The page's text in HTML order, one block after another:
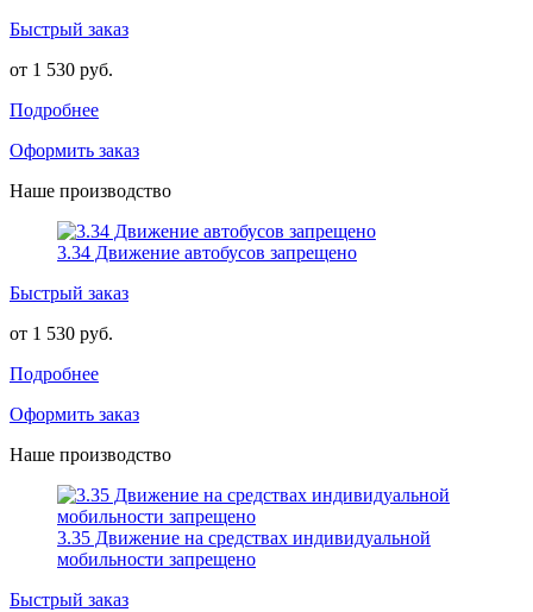
Быстрый заказ
от 1 530 руб.
Подробнее
Оформить заказ
Наше производство
3.34 Движение автобусов запрещено
Быстрый заказ
от 1 530 руб.
Подробнее
Оформить заказ
Наше производство
3.35 Движение на средствах индивидуальной
мобильности запрещено
Быстрый заказ